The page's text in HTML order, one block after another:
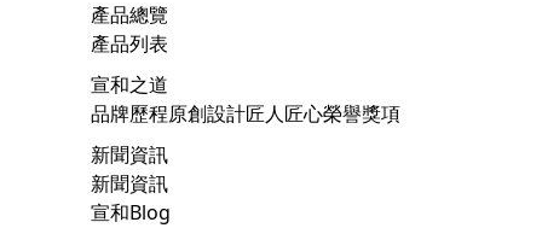
產品總覽
產品列表
宣和之道
品牌歷程原創設計匠人匠心榮譽獎項
新聞資訊
新聞資訊
宣和Blog